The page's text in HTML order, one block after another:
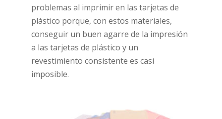
problemas al imprimir en las tarjetas de
plástico porque, con estos materiales,
conseguir un buen agarre de la impresión
a las tarjetas de plástico y un
revestimiento consistente es casi
imposible.